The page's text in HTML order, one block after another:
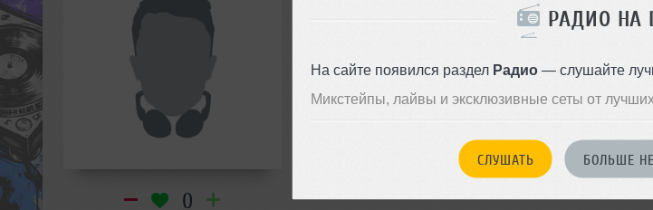
РАДИО НА
На сайте появился раздел Радио— слушайте
Микстейпы, лайвы и эксклюзивные сеты от
СЛУШАТЬ БОЛЬШЕ
0